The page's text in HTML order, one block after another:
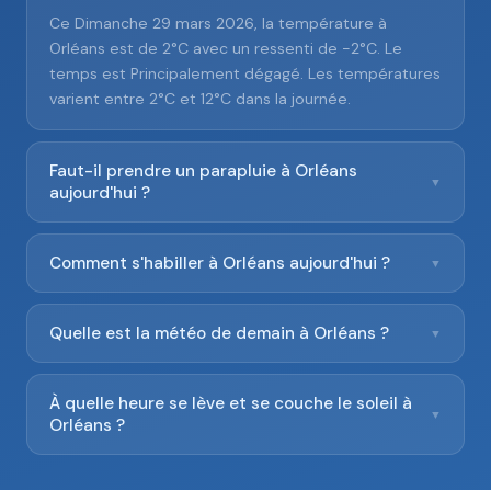
Ce Dimanche 29 mars 2026, la température à
Orléans est de 2°C avec un ressenti de -2°C. Le
temps est Principalement dégagé. Les températures
varient entre 2°C et 12°C dans la journée.
Faut-il prendre un parapluie à Orléans
aujourd'hui ?
▼
Comment s'habiller à Orléans aujourd'hui ? ▼
Quelle est la météo de demain à Orléans ? ▼
À quelle heure se lève et se couche le soleil à
Orléans ?
▼